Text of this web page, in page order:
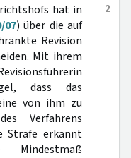
2
hat in
07) über die auf
Revision
Mit ihrem
dass das
von ihm zu
Verfahrens
Strafe erkannt